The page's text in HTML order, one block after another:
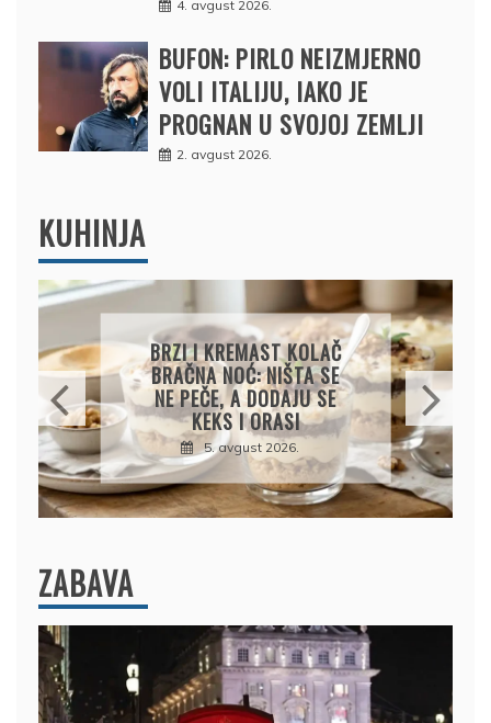
4. avgust 2026.
BUFON: PIRLO NEIZMJERNO
VOLI ITALIJU, IAKO JE
PROGNAN U SVOJOJ ZEMLJI
2. avgust 2026.
KUHINJA
SE
SE
KREMASTA TJESTENINA
SA FETA SIROM I PEČENIM
PARADAJZOM
5. avgust 2026.
ZABAVA